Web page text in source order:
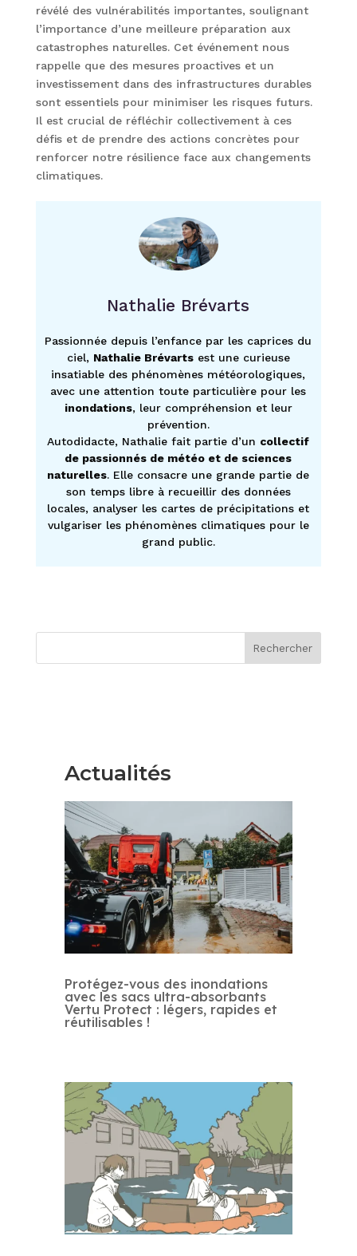
révélé des vulnérabilités importantes, soulignant
l’importance d’une meilleure préparation aux
catastrophes naturelles. Cet événement nous
rappelle que des mesures proactives et un
investissement dans des infrastructures durables
sont essentiels pour minimiser les risques futurs.
Il est crucial de réfléchir collectivement à ces
défis et de prendre des actions concrètes pour
renforcer notre résilience face aux changements
climatiques.
Nathalie Brévarts
Passionnée depuis l’enfance par les caprices du
ciel, Nathalie Brévartsest une curieuse
insatiable des phénomènes météorologiques,
avec une attention toute particulière pour les
inondations, leur compréhension et leur
prévention.
Autodidacte, Nathalie fait partie d’un collectif
de passionnés de météo et de sciences
naturelles. Elle consacre une grande partie de
son temps libre à recueillir des données
locales, analyser les cartes de précipitations et
vulgariser les phénomènes climatiques pour le
grand public.
Rechercher
Actualités
Protégez-vous des inondations
avec les sacs ultra-absorbants
Vertu Protect : légers, rapides et
réutilisables !